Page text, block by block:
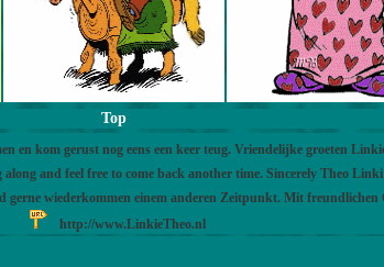
Top
en kom gerust nog eens een keer teug. Vriendelijke groeten
and feel free to come back another time. Sincerely Theo Linki
wiederkommen einem anderen Zeitpunkt. Mit
http://www.LinkieTheo.nl